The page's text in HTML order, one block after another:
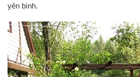
yên bình.